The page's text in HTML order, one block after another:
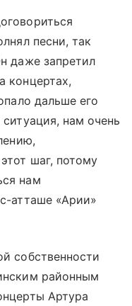
песни, так
даже запретил
концертах,
дальше его
нам очень
шаг, потому
нам
атташе «Арии»
собственности
районным
Артура